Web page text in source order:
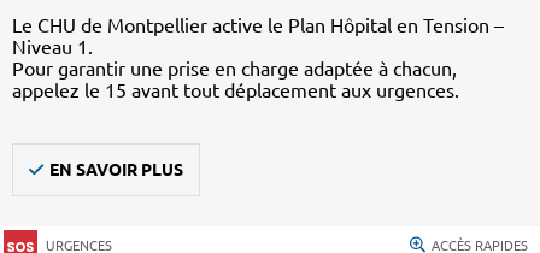
Le CHU de Montpellier active le Plan Hôpital en Tension –
Niveau 1.
Pour garantir une prise en charge adaptée à chacun,
appelez le 15 avant tout déplacement aux urgences.
EN SAVOIR PLUS
URGENCES ACCÈS RAPIDES